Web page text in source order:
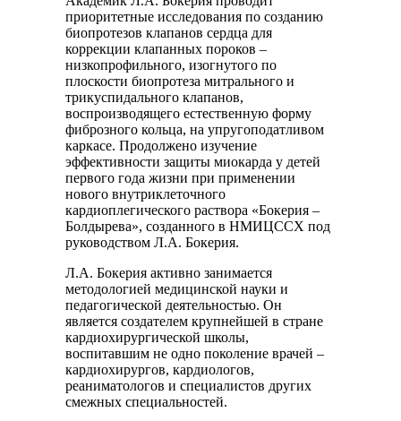
приоритетные исследования по созданию
биопротезов клапанов сердца для
коррекции клапанных пороков –
низкопрофильного, изогнутого по
плоскости биопротеза митрального и
трикуспидального клапанов,
воспроизводящего естественную форму
фиброзного кольца, на упругоподатливом
каркасе. Продолжено изучение
эффективности защиты миокарда у детей
первого года жизни при применении
нового внутриклеточного
кардиоплегического раствора «Бокерия –
Болдырева», созданного в НМИЦССХ под
руководством Л.А. Бокерия.
Л.А. Бокерия активно занимается
методологией медицинской науки и
педагогической деятельностью. Он
является создателем крупнейшей в стране
кардиохирургической школы,
воспитавшим не одно поколение врачей –
кардиохирургов, кардиологов,
реаниматологов и специалистов других
смежных специальностей.